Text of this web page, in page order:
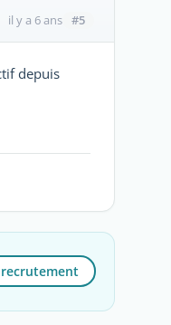
il y a 6 ans #5
depuis